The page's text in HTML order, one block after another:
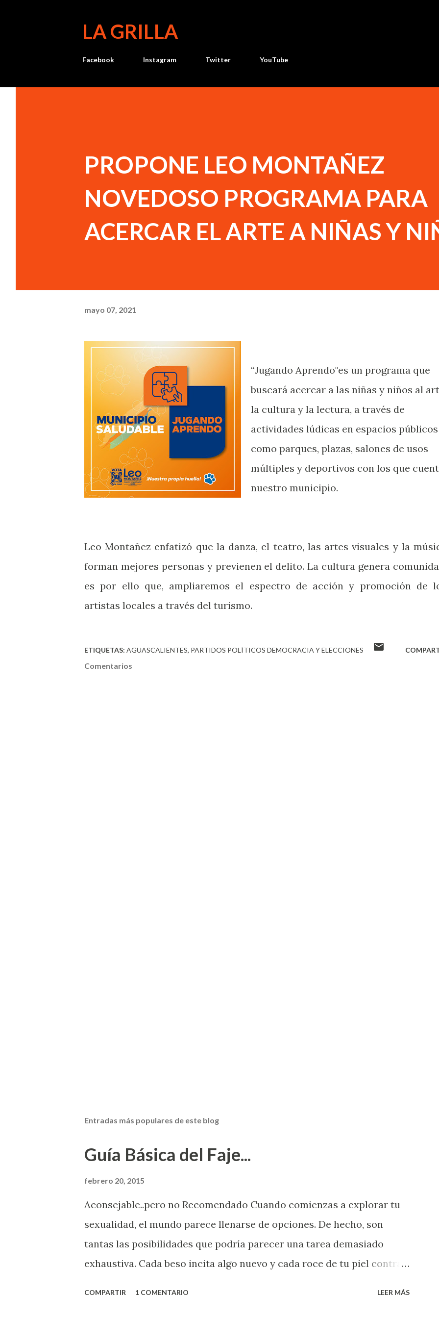
LA GRILLA
Facebook Instagram Twitter YouTube
PROPONE LEO MONTAÑEZ
NOVEDOSO PROGRAMA PARA
ACERCAR EL ARTE A NIÑAS Y
mayo 07, 2021
“Jugando Aprendo"es un programa que
buscará acercar a las niñas y niños al
la cultura y la lectura, a través de
actividades lúdicas en espacios públicos
como parques, plazas, salones de usos
múltiples y deportivos con los que
nuestro municipio.
Leo Montañez enfatizó que la danza, el teatro, las artes visuales y la
forman mejores personas y previenen el delito. La cultura genera
es por ello que, ampliaremos el espectro de acción y promoción de
artistas locales a través del turismo.
ETIQUETAS: AGUASCALIENTES PARTIDOS POLÍTICOS DEMOCRACIA Y ELECCIONES
Comentarios
Entradas más populares de este blog
Guía Básica del Faje...
febrero 20, 2015
Aconsejable..pero no Recomendado Cuando comienzas a explorar tu
sexualidad, el mundo parece llenarse de opciones. De hecho, son
tantas las posibilidades que podría parecer una tarea demasiado
exhaustiva. Cada beso incita algo nuevo y cada roce de tu piel contra
COMPARTIR 1 COMENTARIO LEER MÁS